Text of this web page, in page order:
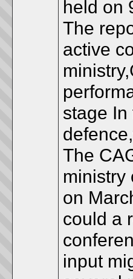
held on
The
active
stage
The
ministry
on
could a
input